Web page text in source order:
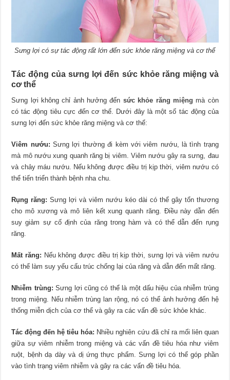
Sưng lợi có sự tác động rất lớn đến sức khỏe răng miệng và cơ thể
Tác động của sưng lợi đến sức khỏe răng miệng và
cơ thể
Sưng lợi không chỉ ảnh hưởng đến sức khỏe răng miệng mà còn
có tác động tiêu cực đến cơ thể. Dưới đây là một số tác động của
sưng lợi đến sức khỏe răng miệng và cơ thể:
Viêm nướu: Sưng lợi thường đi kèm với viêm nướu, là tình trạng
mà mô nướu xung quanh răng bị viêm. Viêm nướu gây ra sưng, đau
và chảy máu nướu. Nếu không được điều trị kịp thời, viêm nướu có
thể tiến triển thành bệnh nha chu.
Rụng răng: Sưng lợi và viêm nướu kéo dài có thể gây tổn thương
cho mô xương và mô liên kết xung quanh răng. Điều này dẫn đến
suy giảm sự cố định của răng trong hàm và có thể dẫn đến rụng
răng.
Mất răng: Nếu không được điều trị kịp thời, sưng lợi và viêm nướu
có thể làm suy yếu cấu trúc chống lại của răng và dẫn đến mất răng.
Nhiễm trùng: Sưng lợi cũng có thể là một dấu hiệu của nhiễm trùng
trong miệng. Nếu nhiễm trùng lan rộng, nó có thể ảnh hưởng đến hệ
thống miễn dịch của cơ thể và gây ra các vấn đề sức khỏe khác.
Tác động đến hệ tiêu hóa: Nhiều nghiên cứu đã chỉ ra mối liên quan
giữa sự viêm nhiễm trong miệng và các vấn đề tiêu hóa như viêm
ruột, bệnh dạ dày và dị ứng thực phẩm. Sưng lợi có thể góp phần
vào tình trạng viêm nhiễm và gây ra các vấn đề tiêu hóa.